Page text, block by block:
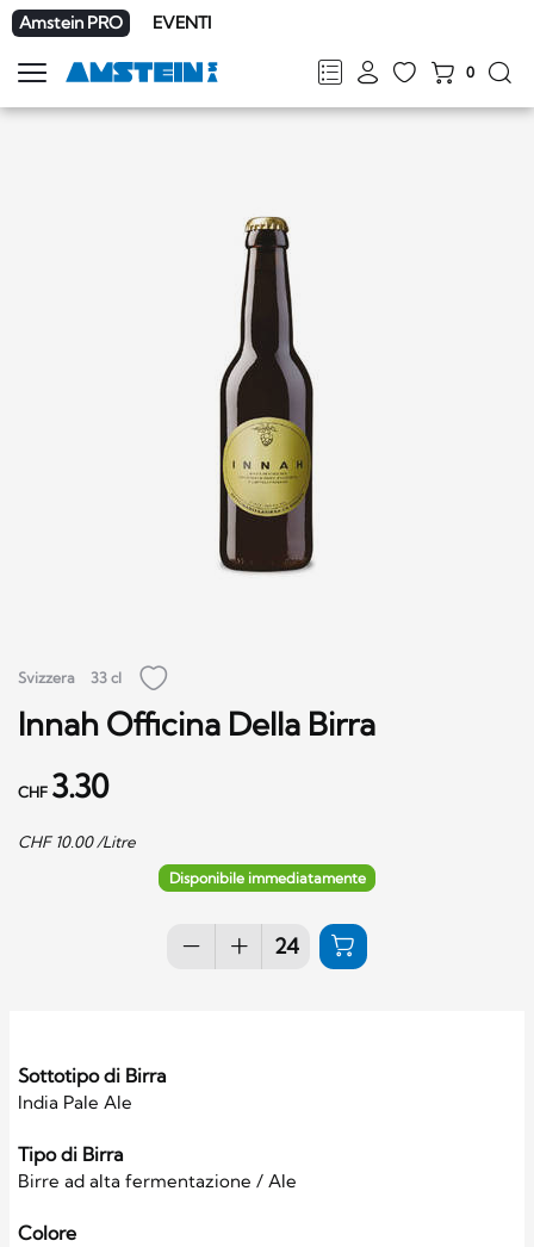
Amstein PRO EVENTI
FRDEENIT
0
Mostra
la
Svizzera 33 cl
Innah Officina Della Birra
CHF 3.30
CHF 10.00/Litre
Disponibile immediatamente
Sottotipo di Birra
India Pale Ale
Tipo di Birra
Birre ad alta fermentazione / Ale
Colore